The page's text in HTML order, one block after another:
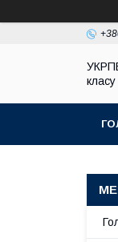
класу